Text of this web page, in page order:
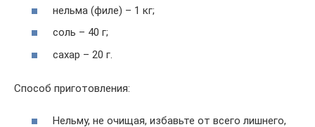
нельма (филе) – 1 кг;
соль – 40 г;
сахар – 20 г.
Способ приготовления:
Нельму, не очищая, избавьте от всего лишнего,